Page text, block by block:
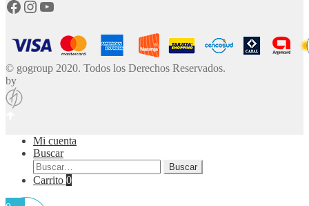
Facebook
Instagram
YouTube
© gogroup 2020. Todos los Derechos Reservados.
by
Mi cuenta
Buscar
Buscar
por:
Buscar
Carrito 0